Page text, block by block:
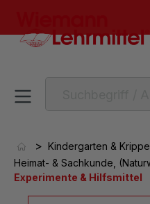
> Kindergarten & Krippe
Heimat- & Sachkunde,
Experimente & Hilfsmittel